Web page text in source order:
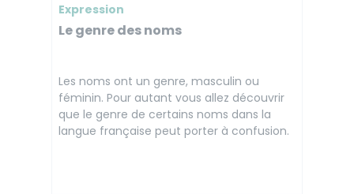
Expression
Le genre des noms
Les noms ont un genre, masculin ou
féminin. Pour autant vous allez découvrir
que le genre de certains noms dans la
langue française peut porter à confusion.